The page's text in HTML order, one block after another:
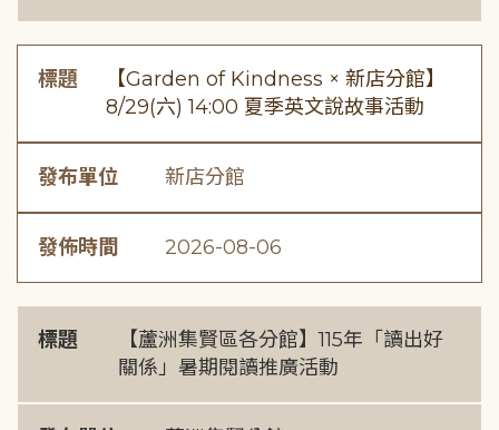
標題
【Garden of Kindness × 新店分館】
8/29(六) 14:00 夏季英文說故事活動
發布單位 新店分館
發佈時間 2026-08-06
標題
【蘆洲集賢區各分館】115年「讀出好
關係」暑期閱讀推廣活動